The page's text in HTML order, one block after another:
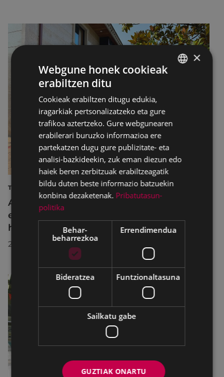
TURISMOA
Azahara Dominguez diputatuak Eibarko
eraldaketa turistikoa nabarmendu du
herrira egin duen bisitan
2026/07/30
×
Webgune honek cookieak
erabiltzen ditu
Cookieak erabiltzen ditugu edukia,
iragarkiak pertsonalizatzeko eta gure
trafikoa aztertzeko. Gure webgunearen
erabilerari buruzko informazioa ere
partekatzen dugu gure publizitate- eta
analisi-bazkideekin, zuk eman diezun edo
haiek beren zerbitzuak erabiltzeagatik
bildu duten beste informazio batzuekin
konbina dezaketenak. Pribatutasun-
politika
Behar-
beharrezkoa
Errendimendua
Bideratzea Funtzionaltasuna
Sailkatu gabe
GUZTIAK ONARTU